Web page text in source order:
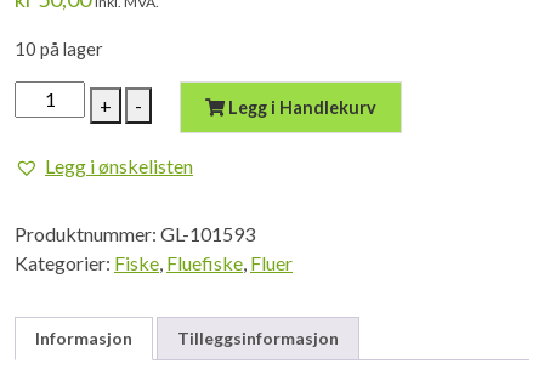
10 på lager
+
Guideline
Coppar
antall
- Legg i Handlekurv
Legg i ønskelisten
Produktnummer: GL-101593
Kategorier: Fiske, Fluefiske, Fluer
Informasjon Tilleggsinformasjon